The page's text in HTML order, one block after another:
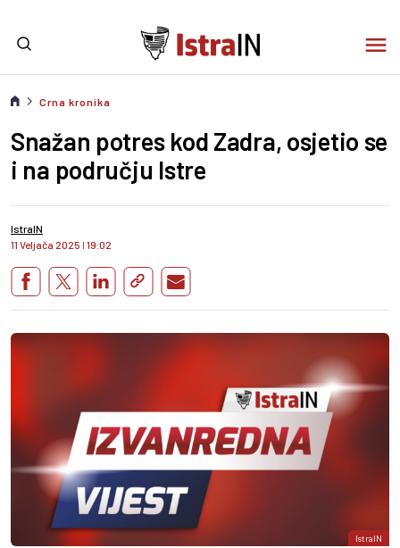
Crna kronika
Snažan potres kod Zadra, osjetio se
i na području Istre
IstraIN
11 Veljača 2025 I 19:02
IstraIN